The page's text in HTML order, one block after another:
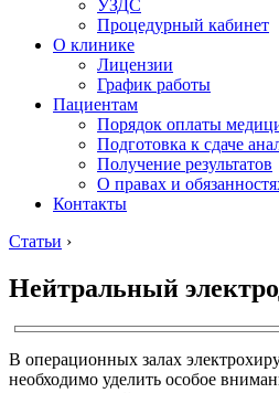
УЗДС
Процедурный кабинет
О клинике
Лицензии
График работы
Пациентам
Порядок оплаты
Подготовка к сдаче
Получение результатов
О правах и
Контакты
Статьи ›
Нейтральный
В операционных залах
необходимо уделить особое